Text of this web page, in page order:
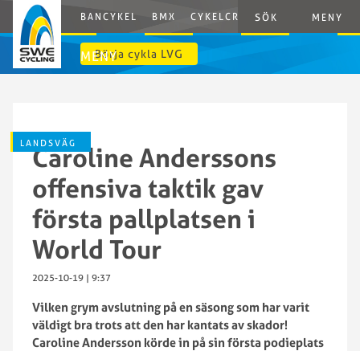
BANCYKEL BMX CYKELCROSS E-CYCLING
SÖK MENY
MENY
Börja cykla LVG
LANDSVÄG
Caroline Anderssons
offensiva taktik gav
första pallplatsen i
World Tour
2025-10-19 | 9:37
Vilken grym avslutning på en säsong som har varit
väldigt bra trots att den har kantats av skador!
Caroline Andersson körde in på sin första podieplats